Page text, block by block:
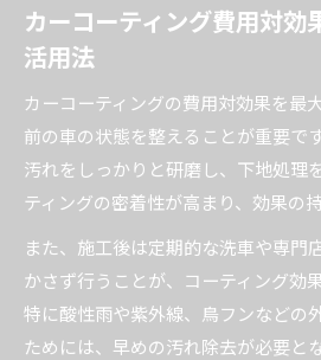
カーコーティング費用対効
活用法
カーコーティングの費用対効果を最
前の車の状態を整えることが重要で
汚れをしっかりと研磨し、下地処理
ティングの密着性が高まり、効果の
また、施工後は定期的な洗車や専門
かさず行うことが、コーティング効
特に酸性雨や紫外線、鳥フンなどの
ためには、早めの汚れ除去が必要と